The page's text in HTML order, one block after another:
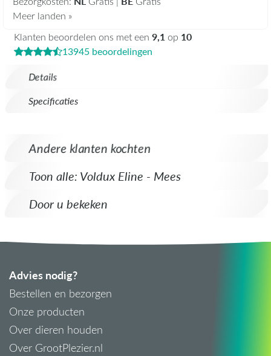
Details
Specificaties
Meer landen »
Klanten beoordelen ons met een 9,1 op 10
13945 beoordelingen
Andere klanten kochten
Toon alle: Voldux Eline - Mees
Door u bekeken
Advies nodig?
Bestellen en bezorgen
Onze producten
Over dieren houden
Over GrootPlezier.nl